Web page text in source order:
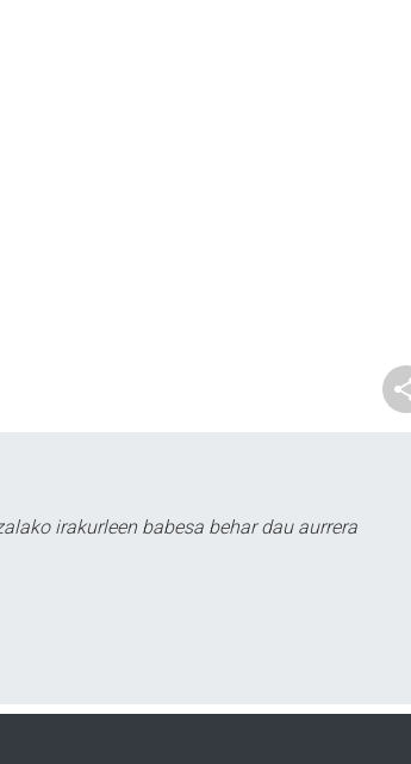
irakurleen babesa behar dau aurrera